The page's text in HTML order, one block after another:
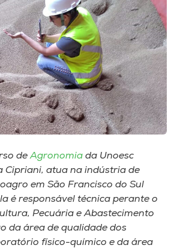
deAgronomia da Unoesc
Cipriani, atua na indústria de
em São Francisco do Sul
é responsável técnica perante o
Pecuária e Abastecimento
da área de qualidade dos
físico-químico e da área